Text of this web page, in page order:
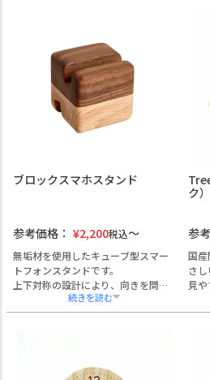
名入れ加工にも対応しており、法人
ギフトや記念品としてもご活用いた
だけます。機能性とデザイン性を兼
ね備えた一品です。
ま
り
施
ブロックスマホスタンド
参考価格： ¥2,200税込
無垢材を使用したキューブ型スマー
トフォンスタンドです。
上下対称の設計により、向きを問わ
ず使用可能です。
名入れ加工が可能なため、ノベルテ
ク）
参
国産
さし
見
と
記念
も
創
示